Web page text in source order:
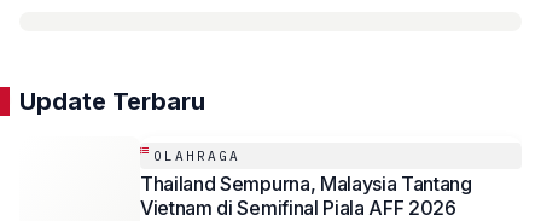
Update Terbaru
OLAHRAGA
Thailand Sempurna, Malaysia Tantang
Vietnam di Semifinal Piala AFF 2026